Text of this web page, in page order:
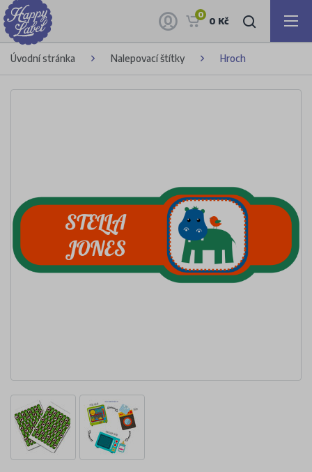
0
0 Kč
Úvodní stránka Nalepovací štítky Hroch